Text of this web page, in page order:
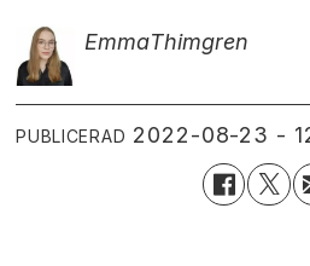
EmmaThimgren
PUBLICERAD 2022-08-23 -